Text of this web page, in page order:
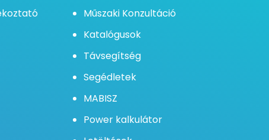
Műszaki Konzultáció
Katalógusok
Távsegítség
Segédletek
MABISZ
Power kalkulátor